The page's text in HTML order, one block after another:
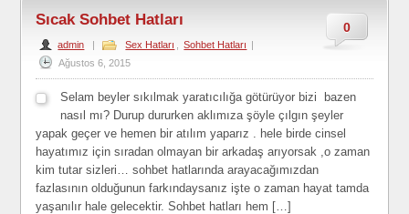
0
Sıcak Sohbet Hatları
admin | Sex Hatları Sohbet Hatları |
Ağustos 6, 2015
Selam beyler sıkılmak yaratıcılığa götürüyor bizi bazen
nasıl mı? Durup dururken aklımıza şöyle çılgın şeyler
yapak geçer ve hemen bir atılım yaparız . hele birde cinsel
hayatımız için sıradan olmayan bir arkadaş arıyorsak ,o zaman
kim tutar sizleri… sohbet hatlarında arayacağımızdan
fazlasının olduğunun farkındaysanız işte o zaman hayat tamda
yaşanılır hale gelecektir. Sohbet hatları hem […]